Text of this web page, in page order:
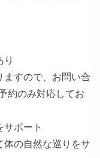
り
すので、お問い合
約のみ対応してお
ポート
の自然な巡りをサ